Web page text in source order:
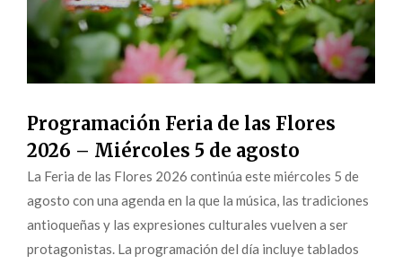
Programación Feria de las Flores
2026 – Miércoles 5 de agosto
La Feria de las Flores 2026 continúa este miércoles 5 de
agosto con una agenda en la que la música, las tradiciones
antioqueñas y las expresiones culturales vuelven a ser
protagonistas. La programación del día incluye tablados